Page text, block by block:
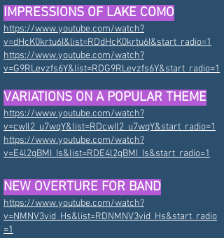
IMPRESSIONS OF LAKE COMO
https://www.youtube.com/watch?
v=dHcK0krtu6I&list=RDdHcK0krtu6I&start_radio=1
https://www.youtube.com/watch?
v=G9RLevzfs6Y&list=RDG9RLevzfs6Y&start_radio=1
VARIATIONS ON A POPULAR THEME
https://www.youtube.com/watch?
v=cwIl2_u7wqY&list=RDcwIl2_u7wqY&start_radio=1
https://www.youtube.com/watch?
v=E4l2gBMI_Is&list=RDE4l2gBMI_Is&start_radio=1
NEW OVERTURE FOR BAND
https://www.youtube.com/watch?
v=NMNV3vid_Hs&list=RDNMNV3vid_Hs&start_radio
=1